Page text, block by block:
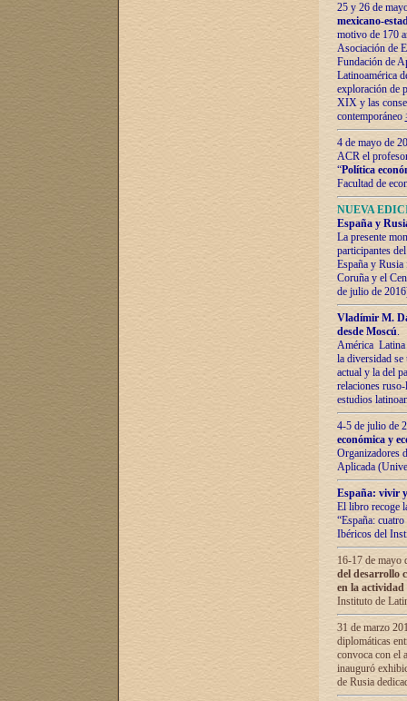
25 y 26 de
mexicano-
motivo de 170
Asociación de
Fundación de
Latinoamérica
exploración de
XIX y las
contemporáneo
4 de mayo de
ACR el
“Política
Facultad de
NUEVA
España y
La presente
participantes
España y
Coruña y el
de julio de
Vladímir М.
desde Moscú.
América Latina
la diversidad
actual у lа del
relaciones
estudios
4-5 de julio de
económica y
Organizadores
Aplicada
España: vivir
El libro recoge
“España:
Ibéricos del
16-17 de mayo
del desarrollo
en la
Instituto de
31 de marzo
diplomáticas
convoca con el
inauguró
de Rusia